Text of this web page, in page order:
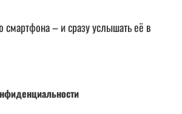
смартфона – и сразу услышать её в